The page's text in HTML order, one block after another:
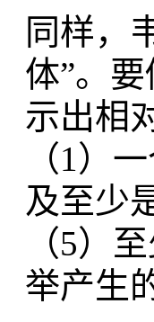
同样，
体”。
示出相
（1）
及至少
（5）
举产生